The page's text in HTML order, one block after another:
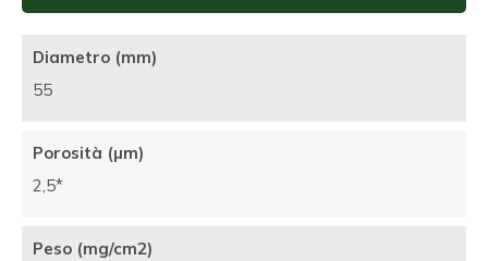
Diametro (mm)
55
Porosità (µm)
2,5*
Peso (mg/cm2)